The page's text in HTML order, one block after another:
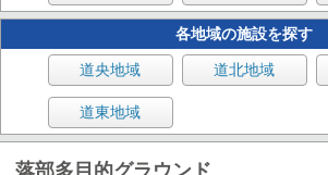
各地域の施設を探す
道央地域 道北地域
道東地域
落部多目的グラウンド